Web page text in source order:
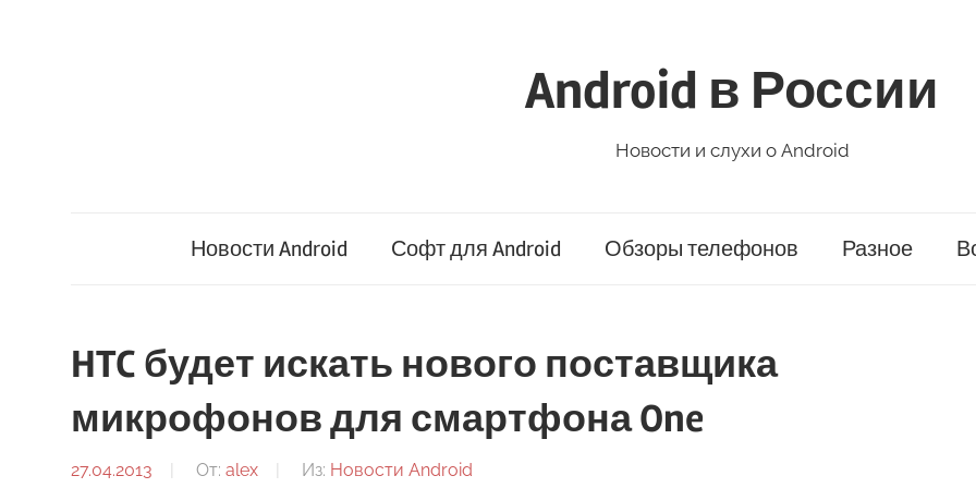
Android в России
Новости и слухи о Android
Новости Android Софт для Android Обзоры телефонов Разное
HTC будет искать нового поставщика
микрофонов для смартфона One
27.04.2013 От: alex Из: Новости Android